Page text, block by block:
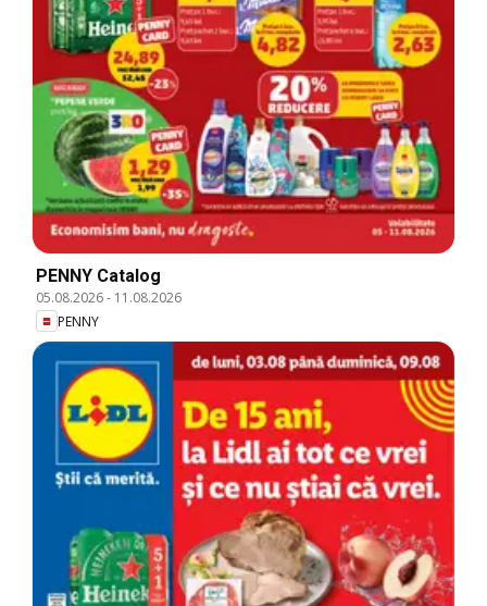
PENNY Catalog
05.08.2026- 11.08.2026
PENNY